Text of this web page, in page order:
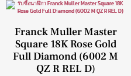
Franck Muller Master
Square 18K Rose Gold
Full Diamond (6002 M
QZ R REL D)